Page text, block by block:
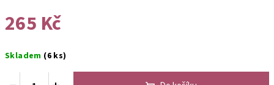
265 Kč
cena:
Skladem (6 ks)